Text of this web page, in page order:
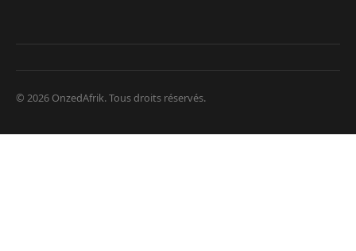
© 2026 OnzedAfrik. Tous droits réservés.